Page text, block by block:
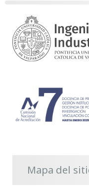
Mapa del